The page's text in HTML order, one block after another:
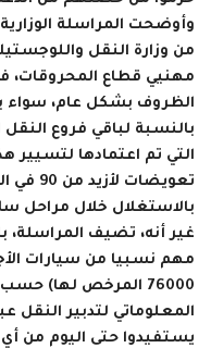
وأوضحت المراسلة
من وزارة النقل
مهنيي قطاع المحروقات،
الظروف بشكل عام، سواء
بالنسبة لباقي فروع
التي تم اعتمادها
بالاستغلال خلال مراحل
غير أنه، تضيف المراسلة،
76000 المرخص لها)
يستفيدوا حتى اليوم من